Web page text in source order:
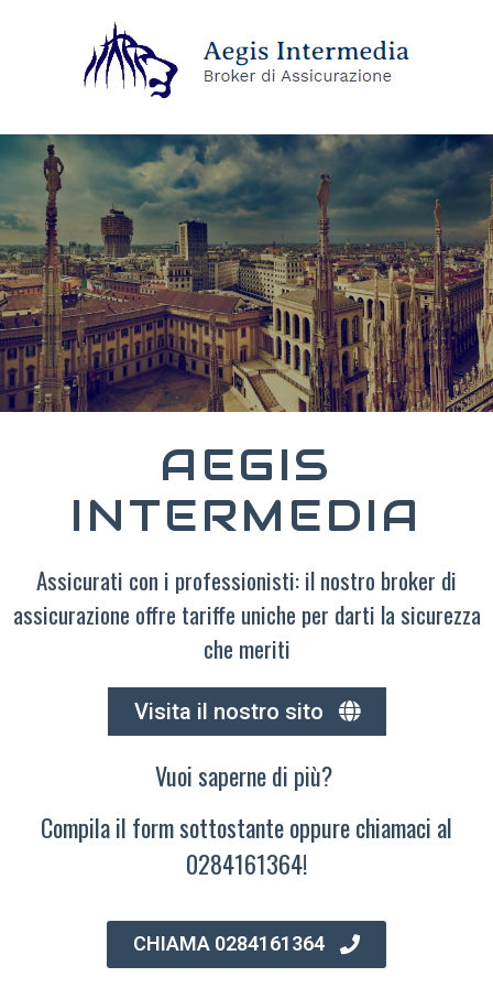
AEGIS
INTERMEDIA
Assicurati con i professionisti: il nostro broker di
assicurazione offre tariffe uniche per darti la sicurezza
che meriti
Visita il nostro sito
Vuoi saperne di più?
Compila il form sottostante oppure chiamaci al
0284161364!
CHIAMA 0284161364